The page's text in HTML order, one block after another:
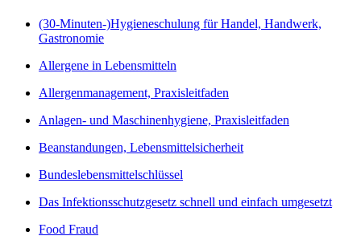
(30-Minuten-)Hygieneschulung für Handel, Handwerk,
Gastronomie
Allergene in Lebensmitteln
Allergenmanagement, Praxisleitfaden
Anlagen- und Maschinenhygiene, Praxisleitfaden
Beanstandungen, Lebensmittelsicherheit
Bundeslebensmittelschlüssel
Das Infektionsschutzgesetz schnell und einfach umgesetzt
Food Fraud